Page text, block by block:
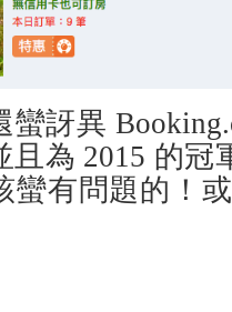
蠻訝異
為 2015 的冠
蠻有問題的！